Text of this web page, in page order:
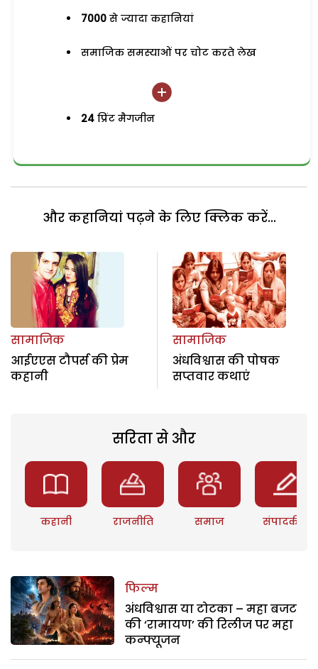
7000 से ज्यादा कहानियां
समाजिक समस्याओं पर चोट करते लेख
24 प्रिंट मैगजीन
और कहानियां पढ़ने के लिए क्लिक करें...
सामाजिक
आईएएस टौपर्स की प्रेम
कहानी
सामाजिक
अंधविश्वास की पोषक
सप्तवार कथाएं
सरिता से और
कहानी राजनीति समाज संपादकीय
फिल्म
अंधविश्वास या टोटका – महा बजट
की ‘रामायण’ की रिलीज पर महा
कन्फ्यूजन